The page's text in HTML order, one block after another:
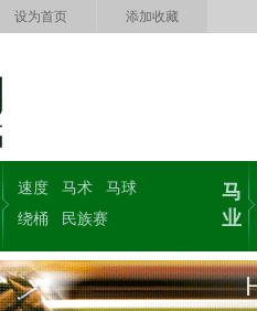
设为首页 添加收藏
速度 马术
马球
绕桶
民族赛
马
业